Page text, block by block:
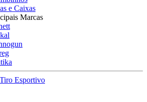
e Caixas
Marcas
Esportivo